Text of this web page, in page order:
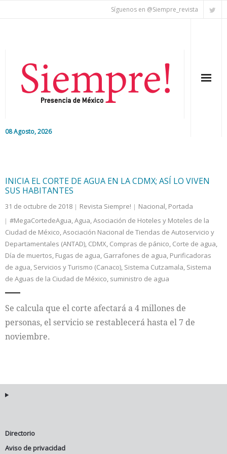
Síguenos en @Siempre_revista
08 Agosto, 2026
Colaboradores
Internacional
Cultura
INICIA EL CORTE DE AGUA EN LA CDMX; ASÍ LO VIVEN
SUS HABITANTES
31 de octubre de 2018 Revista Siempre! Nacional, Portada
#MegaCortedeAgua,Agua,Asociación de Hoteles y Moteles de la
Ciudad de México,Asociación Nacional de Tiendas de Autoservicio y
Departamentales (ANTAD), CDMX, Compras de pánico, Corte de agua,
Día de muertos, Fugas de agua, Garrafones de agua, Purificadoras
de agua, Servicios y Turismo (Canaco), Sistema Cutzamala, Sistema
de Aguas de la Ciudad de México, suministro de agua
Se calcula que el corte afectará a 4 millones de
personas, el servicio se restablecerá hasta el 7 de
noviembre.
Directorio
Aviso de privacidad